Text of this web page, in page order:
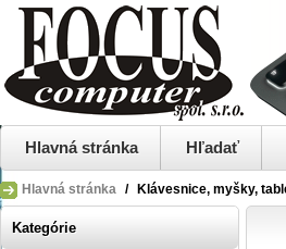
Hlavná stránka Hľadať
Hlavná stránka / Klávesnice, myšky,
Kategórie